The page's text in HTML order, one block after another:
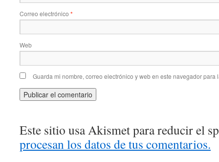
Correo electrónico *
Web
Guarda mi nombre, correo electrónico y web en este navegador para
Este sitio usa Akismet para reducir el
procesan los datos de tus comentarios.